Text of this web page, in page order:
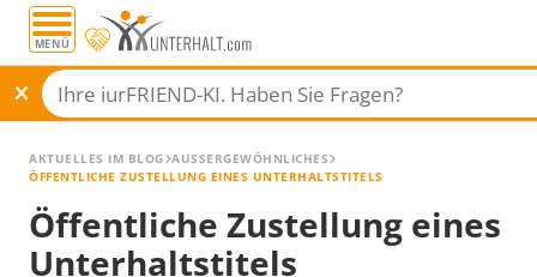
MENÜ
AKTUELLES IM BLOG AUSSERGEWÖHNLICHES
ÖFFENTLICHE ZUSTELLUNG EINES UNTERHALTSTITELS
Öffentliche Zustellung eines
Unterhaltstitels